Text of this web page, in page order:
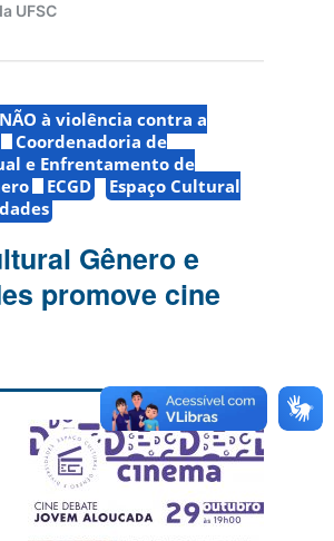
NÃO à violência contra a
Coordenadoria de
e Enfrentamento de
ECGD
Espaço Cultural
Gênero e
promove cine